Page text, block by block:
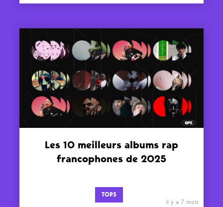
Les 10 meilleurs albums rap
francophones de 2025
TOPS
il y a 7 mois